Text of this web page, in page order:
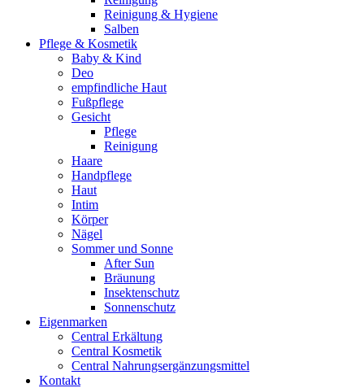
Reinigung & Hygiene
Salben
Pflege & Kosmetik
Baby & Kind
Deo
empfindliche Haut
Fußpflege
Gesicht
Pflege
Reinigung
Haare
Handpflege
Haut
Intim
Körper
Nägel
Sommer und Sonne
After Sun
Bräunung
Insektenschutz
Sonnenschutz
Eigenmarken
Central Erkältung
Central Kosmetik
Central Nahrungsergänzungsmittel
Kontakt